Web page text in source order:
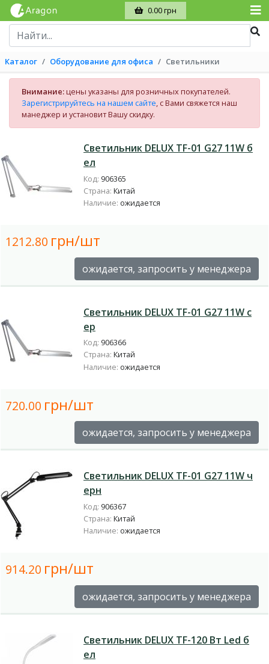
0.00 грн
Каталог Оборудование для офиса Светильники
Внимание:цены указаны для розничных покупателей.
Зарегистрируйтесь на нашем сайте, с Вами свяжется наш
манеджер и установит Вашу скидку.
Светильник DELUX TF-01 G27 11W б
ел
Код: 906365
Страна: Китай
Наличие: ожидается
1212.80 грн/шт
ожидается, запросить у менеджера
Светильник DELUX TF-01 G27 11W с
ер
Код: 906366
Страна: Китай
Наличие: ожидается
720.00 грн/шт
ожидается, запросить у менеджера
Светильник DELUX TF-01 G27 11W ч
ерн
Код: 906367
Страна: Китай
Наличие: ожидается
914.20 грн/шт
ожидается, запросить у менеджера
Светильник DELUX TF-120 Вт Led б
ел